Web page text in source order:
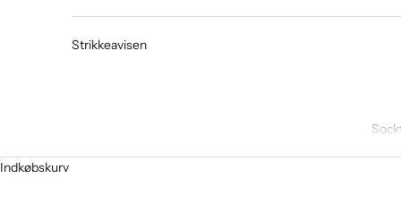
Strikkeavisen
Indkøbskurv